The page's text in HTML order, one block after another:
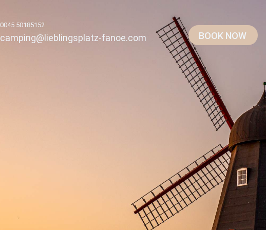
0045 50185152
camping@lieblingsplatz-fanoe.com BOOK NOW